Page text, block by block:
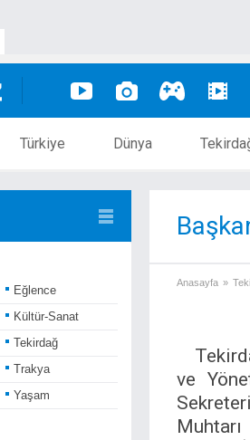
Türkiye Dünya
Eğlence
Kültür-Sanat
Tekirdağ
Trakya
Yaşam
Anasayfa »
ve